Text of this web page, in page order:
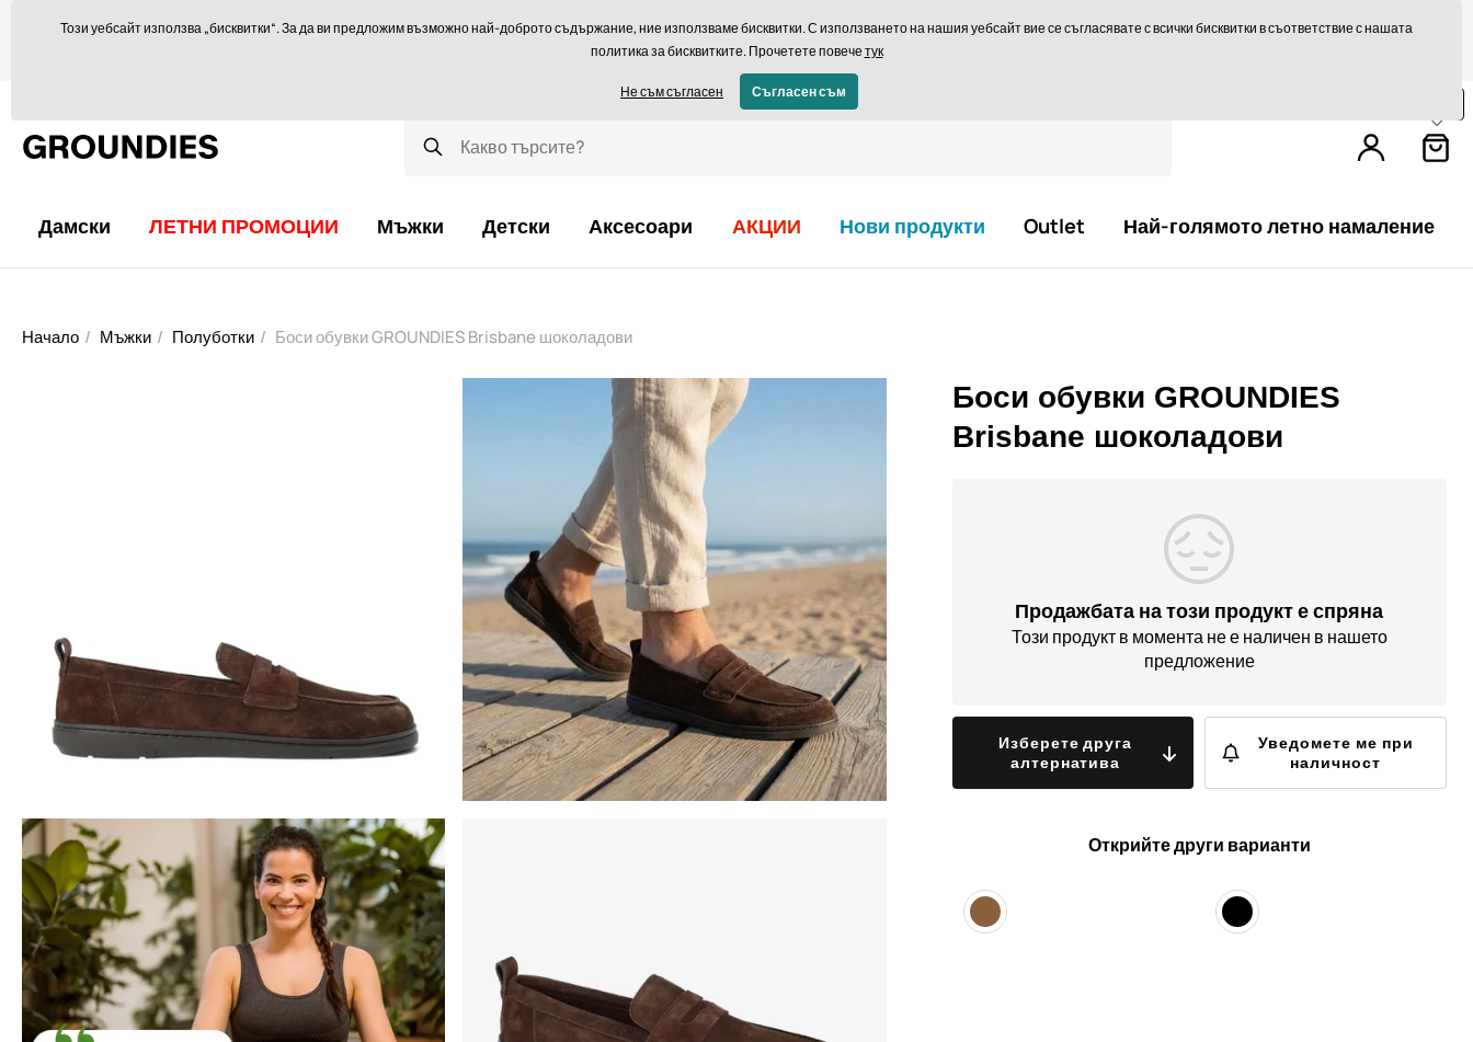
Ще се радваме да ви посъветваме тукorders@groundies.cz Връщане в рамките на 14 дни
Бърза доставка над 293,75 лв БЕЗПЛАТНО
Дамски ЛЕТНИ ПРОМОЦИИ Мъжки Детски Аксесоари АКЦИИ Нови продукти Outlet Най-голямото летно намаление
Начало Мъжки Полуботки Боси обувки GROUNDIES Brisbane шоколадови
Боси обувки GROUNDIES
Brisbane шоколадови
Продажбата на този продукт е спряна
Този продукт в момента не е наличен в нашето
предложение
Изберете друга
алтернатива
Уведомете ме при
наличност
Открийте други варианти
Този уебсайт използва „бисквитки“. За да ви предложим възможно най-доброто съдържание, ние използваме бисквитки. С използването на нашия уебсайт вие се съгласявате с всички бисквитки в съответствие с нашата
политика за бисквитките. Прочетете повечетук
Не съм съгласен Съгласен съм